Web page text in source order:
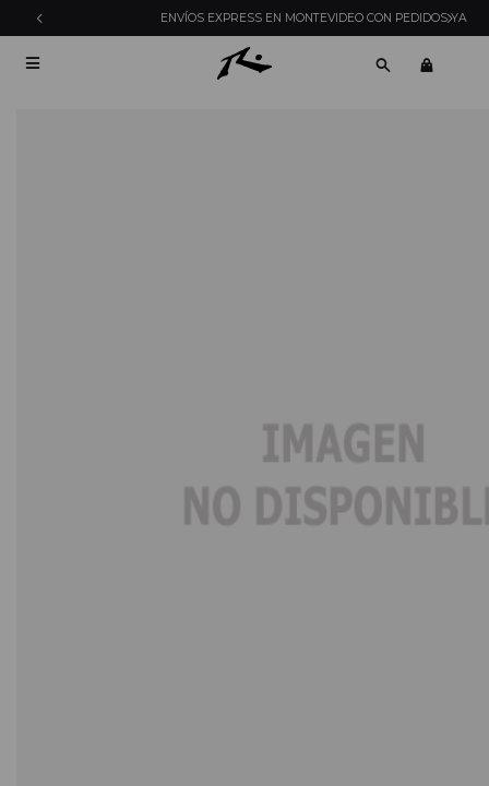
ENVÍOS EXPRESS EN MONTEVIDEO CON PEDIDOS YA
